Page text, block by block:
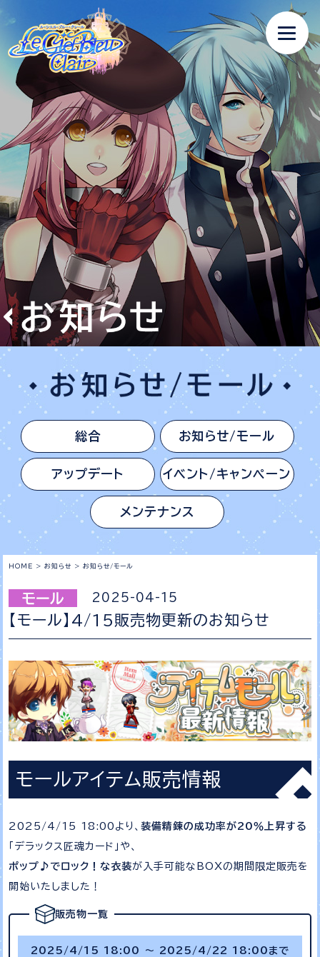
総合 お知らせ/モール
アップデート イベント/キャンペーン
メンテナンス
HOME > お知らせ > お知らせ/モール
2025-04-15
【モール】4/15販売物更新のお知らせ
モールアイテム販売情報
2025/4/15 18:00より、 装備精錬の成功率が20％上昇する
「デラックス匠魂カード」や、
ポップ♪でロック！な衣装が入手可能なBOXの期間限定販売を
開始いたしました！
販売物一覧
2025/4/15 18:00 ～ 2025/4/22 18:00まで